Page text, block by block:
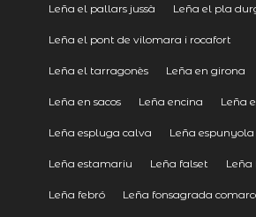
Leña el pallars jussà Leña el pla
Leña el pont de vilomara i rocafort
Leña el tarragonès Leña en girona
Leña en sacos Leña encina Leña
Leña espluga calva Leña espunyola
Leña estamariu Leña falset
Leña febró Leña fonsagrada